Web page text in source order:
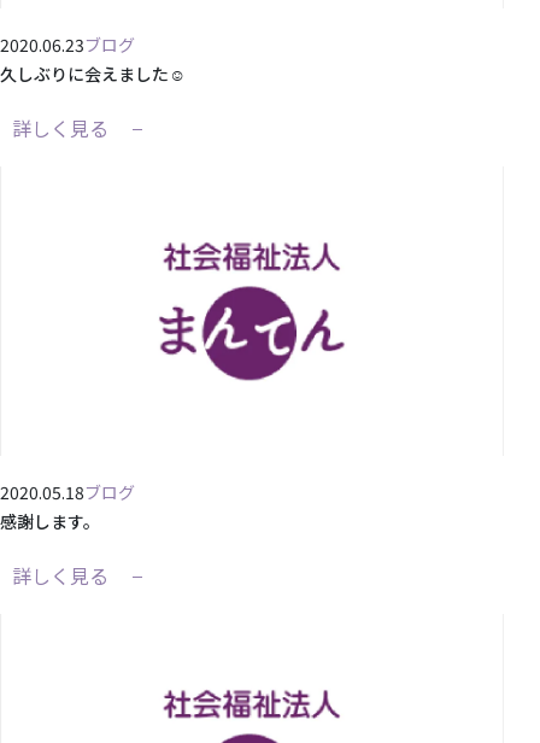
2020.06.23ブログ
久しぶりに会えました☺
詳しく見る
2020.05.18ブログ
感謝します。
詳しく見る